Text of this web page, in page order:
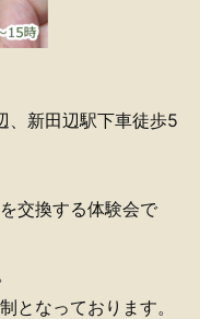
、新田辺駅下車徒歩5
交換する体験会で
となっております。